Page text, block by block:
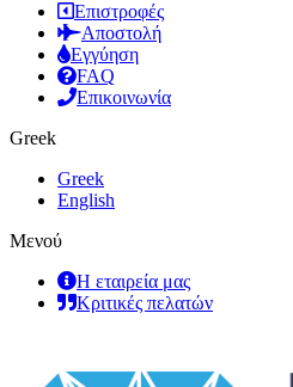
Επιστροφές
Αποστολή
Εγγύηση
FAQ
Επικοινωνία
Greek
Greek
English
Μενού
Η εταιρεία μας
Κριτικές πελατών